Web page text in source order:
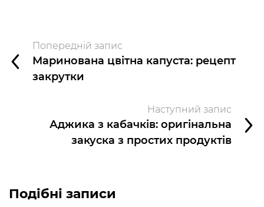
Попередній запис
Маринована цвітна капуста: рецепт
закрутки
Наступний запис
Аджика з кабачків: оригінальна
закуска з простих продуктів
Подібні записи